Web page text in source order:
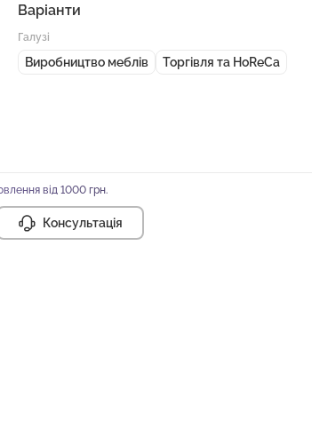
Варіанти
Галузі
Виробництво меблів Торгівля та HoReCa
від 1000 грн.
Консультація